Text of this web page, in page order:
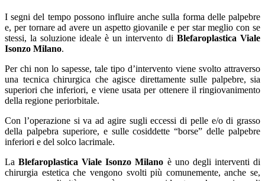
I segni del tempo possono influire anche sulla forma delle palpebre
e, per tornare ad avere un aspetto giovanile e per star meglio con se
stessi, la soluzione ideale è un intervento di Blefaroplastica Viale
Isonzo Milano.
Per chi non lo sapesse, tale tipo d’intervento viene svolto attraverso
una tecnica chirurgica che agisce direttamente sulle palpebre, sia
superiori che inferiori, e viene usata per ottenere il ringiovanimento
della regione periorbitale.
Con l’operazione si va ad agire sugli eccessi di pelle e/o di grasso
della palpebra superiore, e sulle cosiddette “borse” delle palpebre
inferiori e del solco lacrimale.
LaBlefaroplastica Viale Isonzo Milano è uno degli interventi di
chirurgia estetica che vengono svolti più comunemente, anche se,